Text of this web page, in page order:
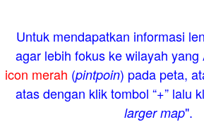
Untuk mendapatkan informasi
agar lebih fokus ke wilayah
icon merah (pintpoin) pada peta,
atas dengan klik tombol “+” lalu
larger map".